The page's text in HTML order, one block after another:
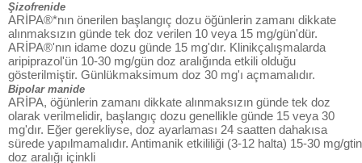
Şizofrenide
ARİPA®*nın önerilen başlangıç dozu öğünlerin zamanı dikkate
alınmaksızın günde tek doz verilen 10 veya 15 mg/gün'dür.
ARİPA®'nın idame dozu günde 15 mg'dır. Klinikçalışmalarda
aripiprazol'ün 10-30 mg/gün doz aralığında etkili olduğu
gösterilmiştir. Günlükmaksimum doz 30 mg'ı açmamalıdır.
Bipolar manide
ARİPA, öğünlerin zamanı dikkate alınmaksızın günde tek doz
olarak verilmelidir, başlangıç dozu genellikle günde 15 veya 30
mg'dır. Eğer gerekliyse, doz ayarlaması 24 saatten dahakısa
sürede yapılmamalıdır. Antimanik etkililiği (3-12 halta) 15-30 mg/gtin
doz aralığı içinkli